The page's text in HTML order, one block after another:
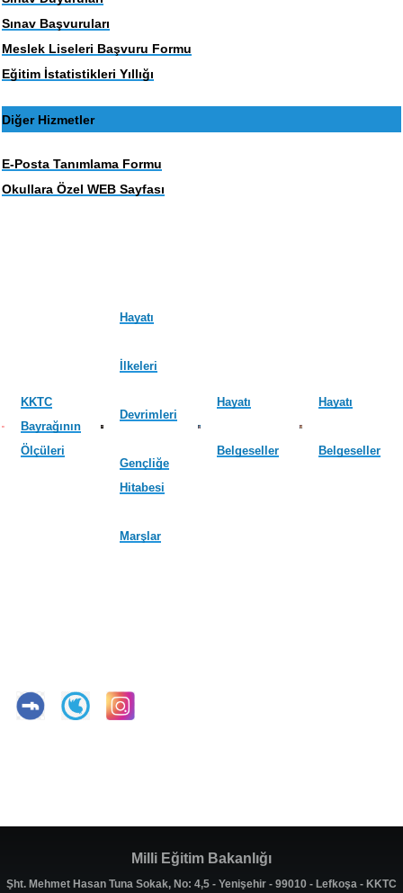
Sınav Başvuruları
Meslek Liseleri Başvuru Formu
Eğitim İstatistikleri Yıllığı
Diğer Hizmetler
E-Posta Tanımlama Formu
Okullara Özel WEB Sayfası
KKTC
Bayrağının
Ölçüleri
Hayatı
İlkeleri
Devrimleri
Gençliğe
Hitabesi
Marşlar
Hayatı
Belgeseller
Hayatı
Belgeseller
Milli Eğitim Bakanlığı
Şht. Mehmet Hasan Tuna Sokak, No: 4,5 - Yenişehir - 99010 - Lefkoşa - KKTC